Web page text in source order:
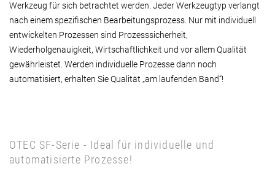
Werkzeug für sich betrachtet werden. Jeder Werkzeugtyp verlangt
nach einem spezifischen Bearbeitungsprozess. Nur mit individuell
entwickelten Prozessen sind Prozesssicherheit,
Wiederholgenauigkeit, Wirtschaftlichkeit und vor allem Qualität
gewährleistet. Werden individuelle Prozesse dann noch
automatisiert, erhalten Sie Qualität „am laufenden Band“!
OTEC SF-Serie - Ideal für individuelle und
automatisierte Prozesse!